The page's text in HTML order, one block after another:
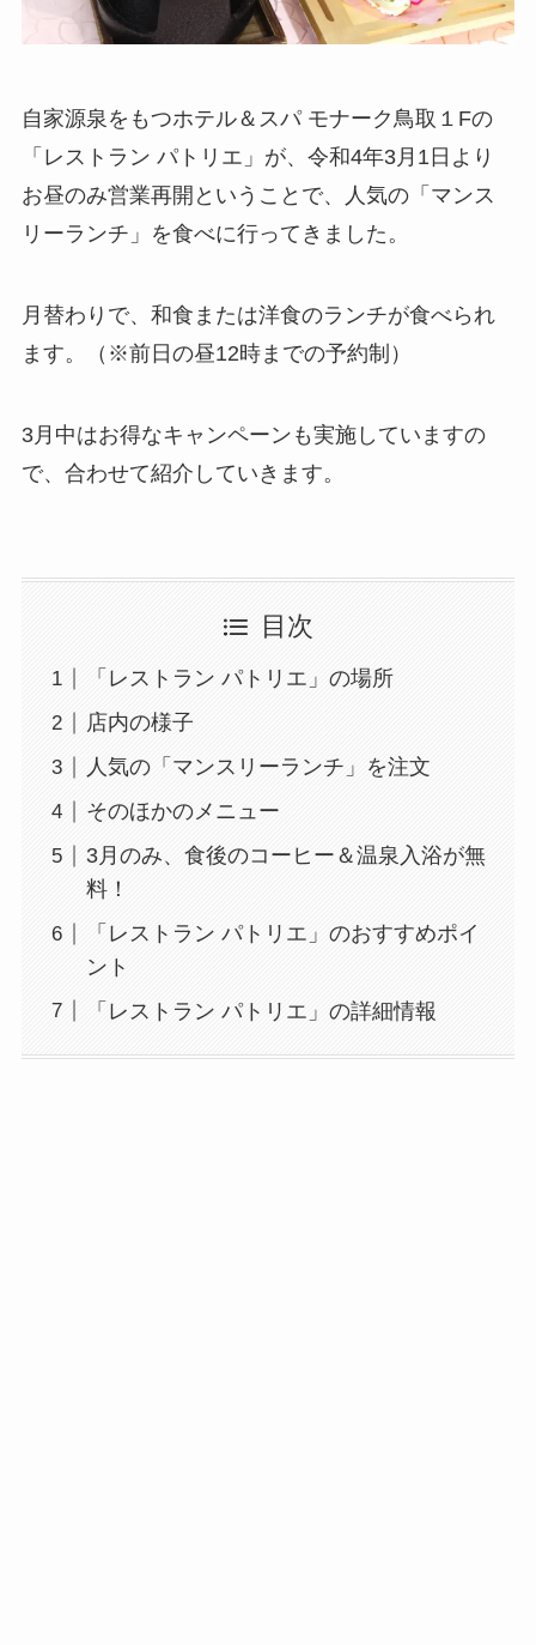
自家源泉をもつホテル＆スパ モナーク鳥取１Fの
「レストラン パトリエ」が、令和4年3月1日より
お昼のみ営業再開ということで、人気の「マンス
リーランチ」を食べに行ってきました。
月替わりで、和食または洋食のランチが食べられ
ます。（※前日の昼12時までの予約制）
3月中はお得なキャンペーンも実施していますの
で、合わせて紹介していきます。
目次
「レストラン パトリエ」の場所
店内の様子
人気の「マンスリーランチ」を注文
そのほかのメニュー
3月のみ、食後のコーヒー＆温泉入浴が無
料！
「レストラン パトリエ」のおすすめポイ
ント
「レストラン パトリエ」の詳細情報